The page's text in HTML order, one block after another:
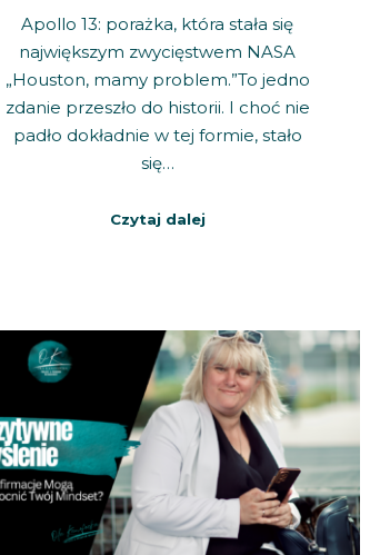
Apollo 13: porażka, która stała się
największym zwycięstwem NASA
„Houston, mamy problem.”To jedno
zdanie przeszło do historii. I choć nie
padło dokładnie w tej formie, stało
się…
Czytaj dalej